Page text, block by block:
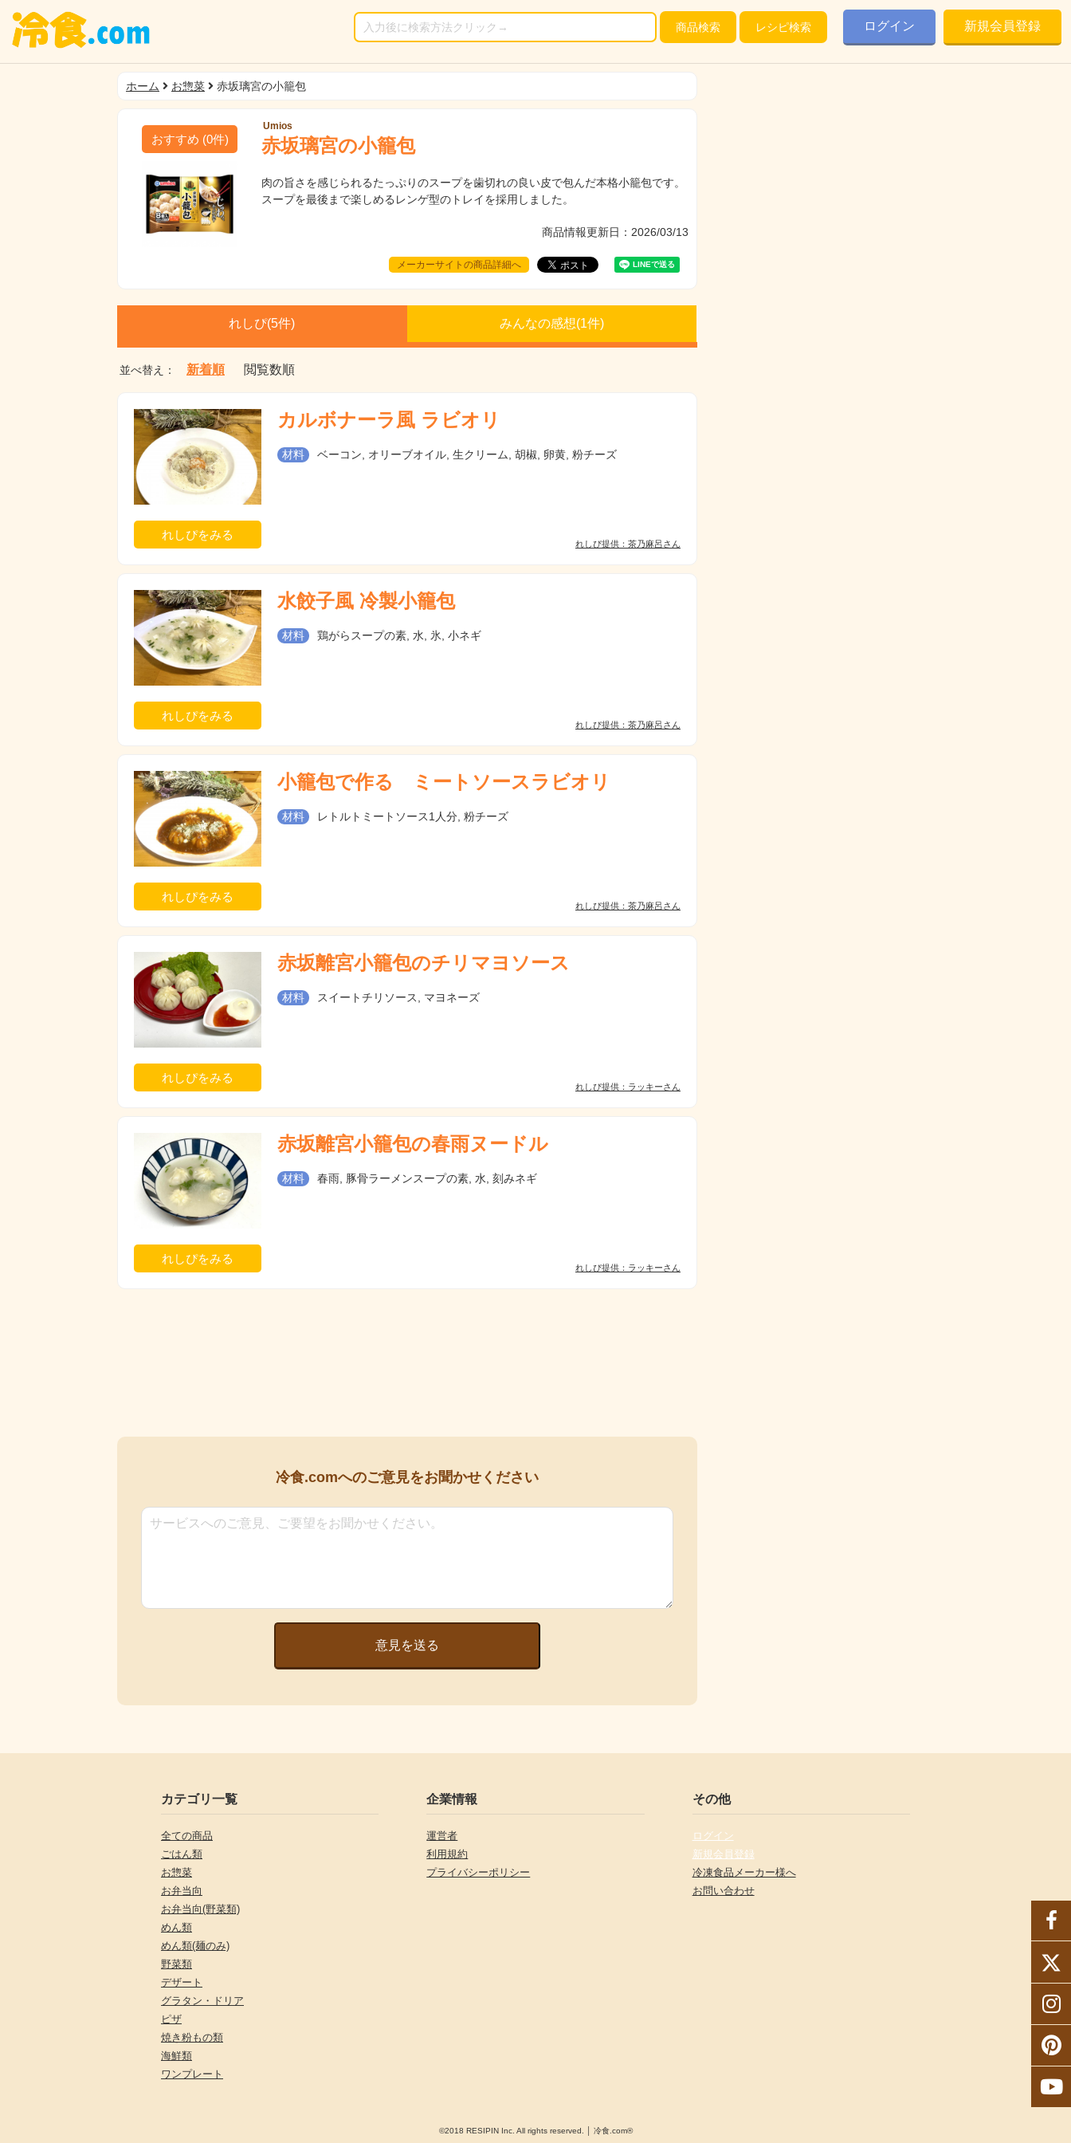
商品検索 レシピ検索 ログイン 新規会員登録
ホーム お惣菜 赤坂璃宮の小籠包
おすすめ (0件)
Umios
赤坂璃宮の小籠包
肉の旨さを感じられるたっぷりのスープを歯切れの良い皮で包んだ本格小籠包です。
スープを最後まで楽しめるレンゲ型のトレイを採用しました。
商品情報更新日：2026/03/13
メーカーサイトの商品詳細へ
れしぴ(5件) みんなの感想(1件)
並べ替え： 新着順 閲覧数順
れしぴをみる
カルボナーラ風 ラビオリ
材料 ベーコン, オリーブオイル, 生クリーム, 胡椒, 卵黄, 粉チーズ
れしぴ提供：茶乃麻呂さん
れしぴをみる
水餃子風 冷製小籠包
材料 鶏がらスープの素, 水, 氷, 小ネギ
れしぴ提供：茶乃麻呂さん
れしぴをみる
小籠包で作る ミートソースラビオリ
材料 レトルトミートソース1人分, 粉チーズ
れしぴ提供：茶乃麻呂さん
れしぴをみる
赤坂離宮小籠包のチリマヨソース
材料 スイートチリソース, マヨネーズ
れしぴ提供：ラッキーさん
れしぴをみる
赤坂離宮小籠包の春雨ヌードル
材料 春雨, 豚骨ラーメンスープの素, 水, 刻みネギ
れしぴ提供：ラッキーさん
冷食.comへのご意見をお聞かせください
意見を送る
カテゴリ一覧
全ての商品
ごはん類
お惣菜
お弁当向
お弁当向(野菜類)
めん類
めん類(麺のみ)
野菜類
デザート
グラタン・ドリア
ピザ
焼き粉もの類
海鮮類
ワンプレート
企業情報
運営者
利用規約
プライバシーポリシー
その他
ログイン
新規会員登録
冷凍食品メーカー様へ
お問い合わせ
©2018 RESIPIN Inc. All rights reserved. │ 冷食.com®